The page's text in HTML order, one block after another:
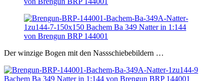
Der winzige Bogen mit den Nassschiebebildern …